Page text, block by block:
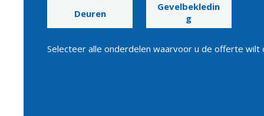
Deuren
Gevelbekledin
g
Selecteer alle onderdelen waarvoor u de offerte wilt